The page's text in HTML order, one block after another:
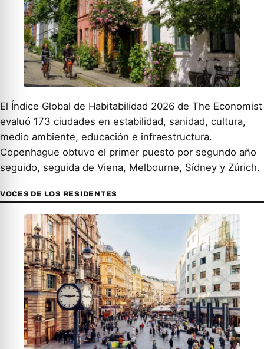
El Índice Global de Habitabilidad 2026 de The Economist
evaluó 173 ciudades en estabilidad, sanidad, cultura,
medio ambiente, educación e infraestructura.
Copenhague obtuvo el primer puesto por segundo año
seguido, seguida de Viena, Melbourne, Sídney y Zúrich.
VOCES DE LOS RESIDENTES